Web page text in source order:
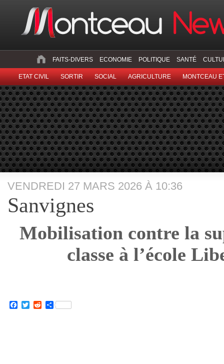
FAITS-DIVERS ECONOMIE POLITIQUE SANTÉ
ETAT CIVIL SORTIR SOCIAL AGRICULTURE MONTCEAU
VENDREDI 27 MARS 2026 À 10:36
Sanvignes
Mobilisation contre la
classe à l’école
Facebook
TwitterRedditPartager